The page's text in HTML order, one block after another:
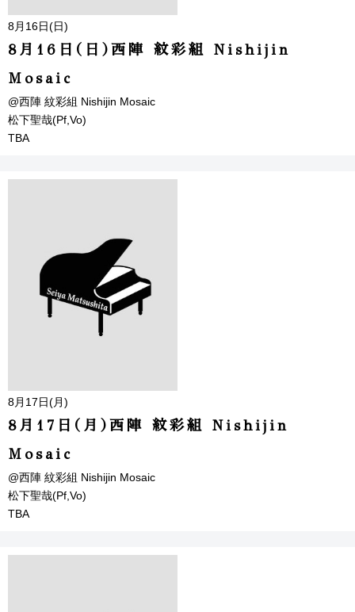
8月16日(日)
8月16日(日)西陣 紋彩組 Nishijin
Mosaic
@西陣 紋彩組 Nishijin Mosaic
松下聖哉(Pf,Vo)
TBA
8月17日(月)
8月17日(月)西陣 紋彩組 Nishijin
Mosaic
@西陣 紋彩組 Nishijin Mosaic
松下聖哉(Pf,Vo)
TBA